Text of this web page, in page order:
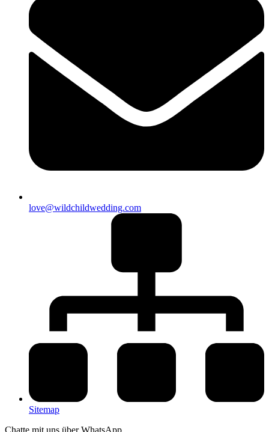
love@wildchildwedding.com
Sitemap
Chatte mit uns über WhatsApp